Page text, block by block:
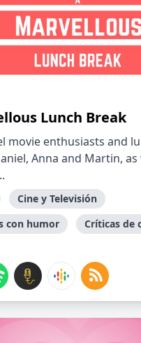
Lunch Break
movie enthusiasts and
Anna and Martin,
Cine y Televisión
con humor
Críticas de